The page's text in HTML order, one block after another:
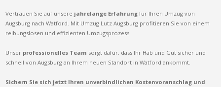
Vertrauen Sie auf unsere jahrelange Erfahrung für Ihren Umzug von
Augsburg nach Watford. Mit Umzug Lutz Augsburg profitieren Sie von einem
reibungslosen und effizienten Umzugsprozess.
Unser professionelles Team sorgt dafür, dass Ihr Hab und Gut sicher und
schnell von Augsburg an Ihrem neuen Standort in Watford ankommt.
Sichern Sie sich jetzt Ihren unverbindlichen Kostenvoranschlag und